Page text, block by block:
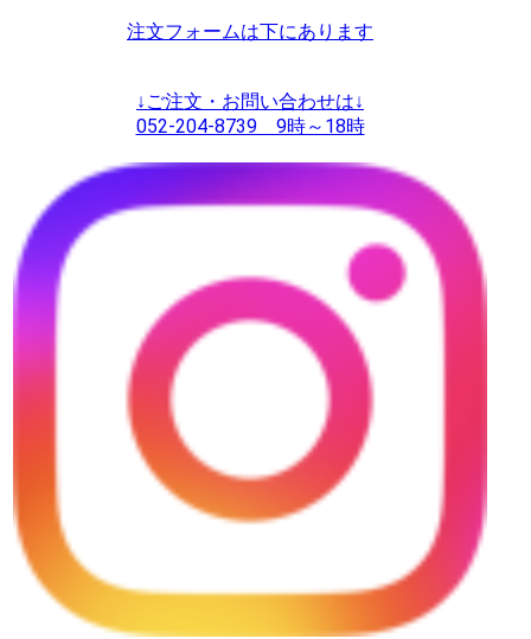
注文フォームは下にあります
↓ご注文・お問い合わせは↓
052-204-8739 9時～18時